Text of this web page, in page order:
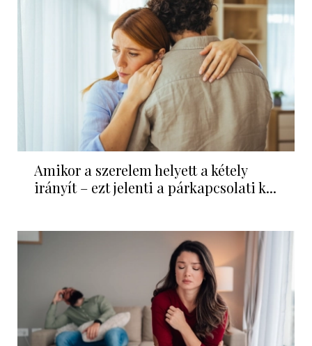
Amikor a szerelem helyett a kétely
irányít – ezt jelenti a párkapcsolati k...